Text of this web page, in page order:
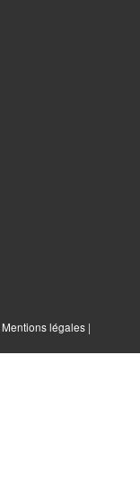
Mentions légales |